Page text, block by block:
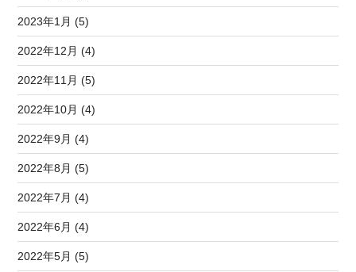
2023年1月 (5)
2022年12月 (4)
2022年11月 (5)
2022年10月 (4)
2022年9月 (4)
2022年8月 (5)
2022年7月 (4)
2022年6月 (4)
2022年5月 (5)